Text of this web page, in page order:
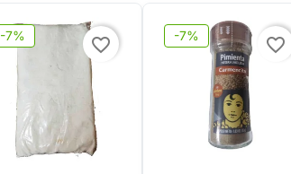
-7% favorite_border -7% favorite_border